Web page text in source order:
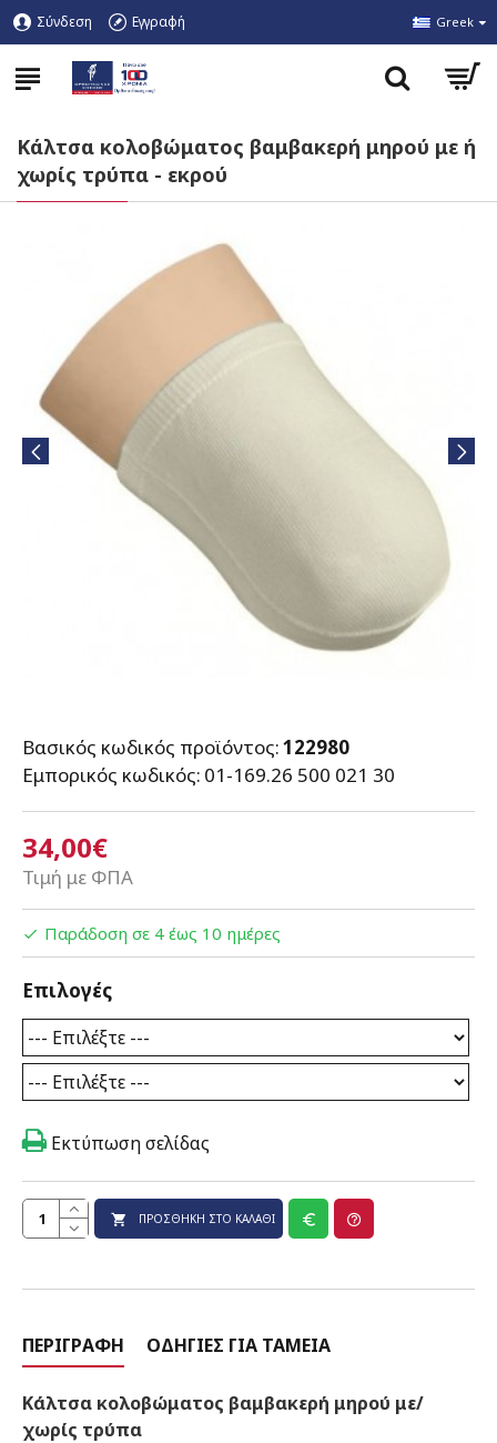
Σύνδεση Εγγραφή Greek
Κάλτσα κολοβώματος βαμβακερή μηρού με ή
χωρίς τρύπα - εκρού
34,00€
Τιμή με ΦΠΑ
Βασικός κωδικός προϊόντος:122980
Εμπορικός κωδικός: 01-169.26 500 021 30
Παράδοση σε 4 έως 10 ημέρες
Επιλογές
ΠΡΟΣΘΉΚΗ ΣΤΟ ΚΑΛΆΘΙ
Εκτύπωση σελίδας
ΠΕΡΙΓΡΑΦΉ ΟΔΗΓΊΕΣ ΓΙΑ ΤΑΜΕΊΑ
Κάλτσα κολοβώματος βαμβακερή μηρού με/
χωρίς τρύπα